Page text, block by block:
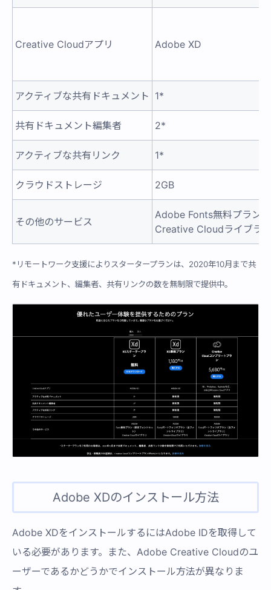
Creative Cloudアプリ Adobe XD
アクティブな共有ドキュメント 1*
共有ドキュメント編集者 2*
アクティブな共有リンク 1*
クラウドストレージ 2GB
その他のサービス
Adobe Fonts無料プラン
Creative Cloudライブラ
*リモートワーク支援によりスタータープランは、2020年10月まで共
有ドキュメント、編集者、共有リンクの数を無制限で提供中。
Adobe XDのインストール方法
Adobe XDをインストールするにはAdobe IDを取得して
いる必要があります。また、Adobe Creative Cloudのユ
ーザーであるかどうかでインストール方法が異なりま